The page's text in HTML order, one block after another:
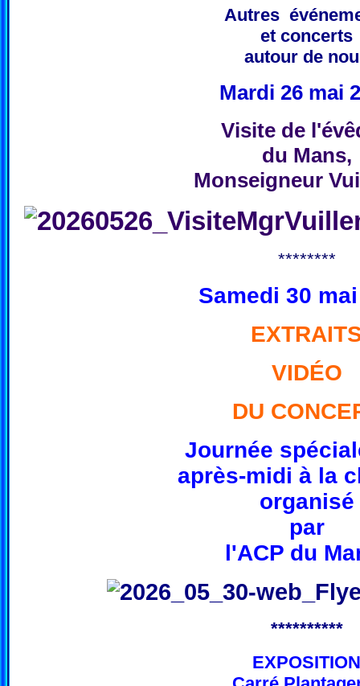
Autres
et concerts
autour de
Mardi 26 mai
Visite de
du Mans,
Monseigneur
********
Samedi 30
VIDÉO
DU
Journée
après-midi à la
organisé
par
l'ACP du
**********
EXPOSITION